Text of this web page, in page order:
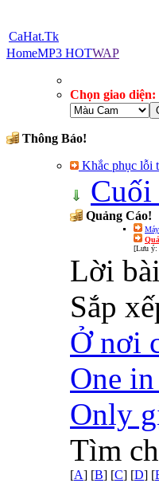
CaHat.Tk
HomeMP3 HOTWAP
Chọn giao diện:
Thông Báo!
Khắc phục lỗi
Cuối
Quảng Cáo!
[Lưu ý:
Lời
Sắp
Ở nơi
One
Only
Tìm
[A] [B] [C] [D] [